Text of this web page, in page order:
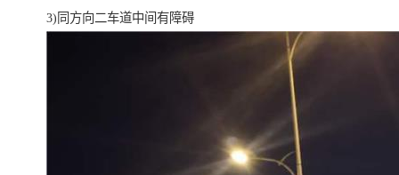
3)同方向二车道中间有障碍